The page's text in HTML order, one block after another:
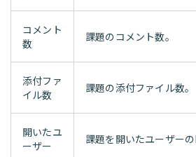
コメント
数
課題のコメント数。
添付ファ
イル数
課題の添付ファイル数。
開いたユ
ーザー
課題を開いたユーザーの